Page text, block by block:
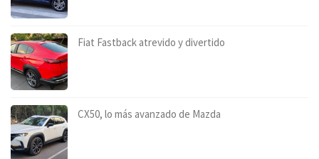
Fiat Fastback atrevido y divertido
CX50, lo más avanzado de Mazda